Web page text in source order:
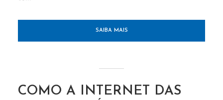
SAIBA MAIS
COMO A INTERNET DAS